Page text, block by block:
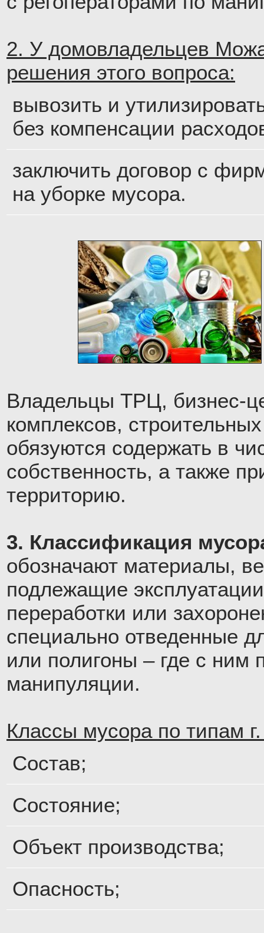
2. У домовладельцев
решения этого вопроса:
вывозить и
без компенсации
заключить договор с
на уборке мусора.
Владельцы ТРЦ, бизнес-
комплексов,
обязуются содержать в
собственность, а также
территорию.
3. Классификация
обозначают материалы,
подлежащие
переработки или
специально отведенные
или полигоны – где с ним
манипуляции.
Классы мусора по типам
Состав;
Состояние;
Объект производства;
Опасность;